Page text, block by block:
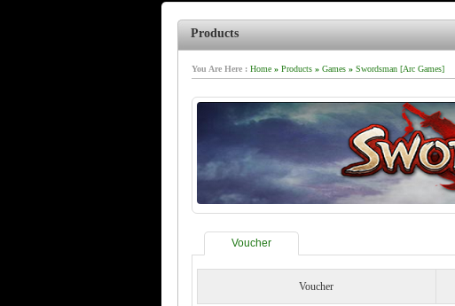
Products
You Are Here : Home» Products» Games» Swordsman [Arc Games]
Voucher
Voucher